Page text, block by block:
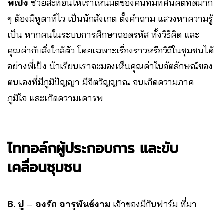
พี่เป้ง ช่วยสะท้อนให้เราเห็นมิติของคนที่มีทัศนคติที่ดีมาก
ๆ ต้องมีหูตาที่ไว เป็นนักสังเกต ตั้งคำถาม แสวงหาความรู้
เป็น หากคนในระบบการศึกษาถอดรหัส ทั้งวิธีคิด และ
คุณค่ากับสิ่งใกล้ตัว โดยเฉพาะเรื่องราวหรือวิถีในชุมชนได้
อย่างพี่เป้ง นักเรียนเราจะมองเห็นคุณค่าในอัตลักษณ์ของ
ตนเองที่มีภูมิปัญญา มีจิตวิญญาณ จนเกิดความภาค
ภูมิใจ และเกิดความเคารพ
ไททอล์กผู้ประกอบการ และขับ
เคลื่อนชุมชน
6. ปู – จงรัก จารุพันธ์งาม เจ้าของมีกินฟาร์ม ที่มา